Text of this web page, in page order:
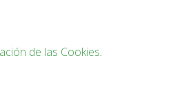
de las Cookies.